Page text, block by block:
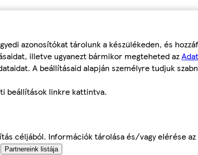
azonosítókat tárolunk a készülékeden, és
illetve ugyanezt bármikor megteheted az
A beállításaid alapján személyre tudjuk
beállítások linkre kattintva.
céljából. Információk tárolása és/vagy elérése
Partnereink listája